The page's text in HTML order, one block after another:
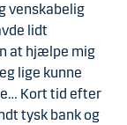
venskabelig
lidt
at hjælpe mig
lige kunne
Kort tid efter
tysk bank og